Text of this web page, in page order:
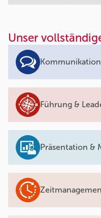
Unser
Führung &
Präsentation &